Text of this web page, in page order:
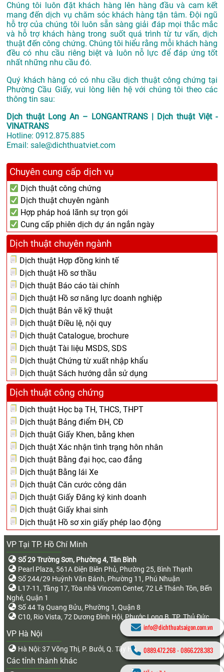
Chúng tôi luôn đặt khách hàng lên hàng đầu và cam kết
mang đến dịch vụ chăm sóc khách hàng tận tâm. Đội ngũ
hỗ trợ của chúng tôi luôn sẵn sàng giải đáp mọi thắc mắc
và hỗ trợ khách hàng trong suốt quá trình từ tư vấn, dịch
thuật đến công chứng. Chúng tôi hiểu rằng mỗi khách hàng
đều có nhu cầu riêng biệt và luôn nỗ lực để đáp ứng tốt
nhất những nhu cầu đó.
Quý khách hàng có có nhu cầu dịch thuật công chứng tại
Phường Cầu Giấy, vui lòng liên hệ với chúng tôi theo các
thông tin sau:
Dịch thuật Long An – LONGANTRANS | Dịch thuật Việt -
VINATRANS
Hotline: 0912.875.885
Email: sale@dichthuatviet.com
Chuyên cung cấp dịch vụ
Dịch thuật công chứng
Dịch thuật chuyên ngành
Hợp pháp hoá lãnh sự trọn gói
Cung cấp phiên dịch dự án ngắn ngày
Dịch thuật chuyên ngành
Dịch thuật Hợp đồng kinh tế
Dịch thuật Hồ sơ thầu
Dịch thuật Báo cáo tài chính
Dịch thuật Hồ sơ năng lực doanh nghiệp
Dịch thuật Bản vẽ kỹ thuật
Dịch thuật Điều lệ, nội quy
Dịch thuật Catalogue, brochure
Dịch thuật Tài liệu MSDS, SDS
Dịch thuật Chứng từ xuất nhập khẩu
Dịch thuật Sách hướng dẫn sử dụng
Dịch thuật công chứng
Dịch thuật Học bạ TH, THCS, THPT
Dịch thuật Bảng điểm ĐH, CĐ
Dịch thuật Giấy Khen, bằng khen
Dịch thuật Xác nhận tình trạng hôn nhân
Dịch thuật Bằng đại học, cao đẳng
Dịch thuật Bằng lái Xe
Dịch thuật Căn cước công dân
Dịch thuật Giấy Đăng ký kinh doanh
Dịch thuật Giấy khai sinh
Dịch thuật Hồ sơ xin giấy phép lao động
VP Tại TP. Hồ Chí Minh
Số 29 Trường Sơn, Phường 4, Tân Bình
Pearl Plaza, 561A Điện Biên Phủ, Phường 25, Bình Thạnh
Số 244/29 Huỳnh Văn Bánh, Phường 11, Phú Nhuận
L17-11, Tầng 17, Tòa nhà Vincom Center, 72 Lê Thánh Tôn, Bến
Nghé, Quận 1
Số 44 Tạ Quang Bửu, Phường 1, Quận 8
C10, Rio Vista, 72 Dương Đình Hội, Phước Long B, TP. Thủ Đức
VP Hà Nội
Hà Nội: 37 Võng Thị, P. Bưởi, Q. Tây Hồ
Các tỉnh thành khác
info@dichthuatsaigon.com.vn
0889.472.268-0866.228.383